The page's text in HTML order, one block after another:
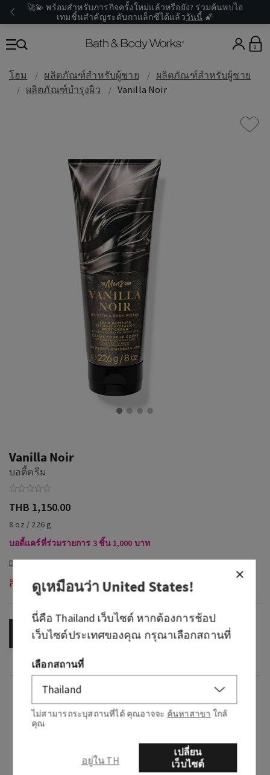
🚀💫 พร้อมสำหรับภารกิจครั้งใหม่แล้วหรือยัง? ร่วมค้นพบไอ
เทมชิ้นสำคัญระดับกาแล็กซีได้แล้ววันนี้ 🌠
0
โฮม ผลิตภัณฑ์สำหรับผู้ชาย
ผลิตภัณฑ์สำหรับผู้ชาย
ผลิตภัณฑ์บำรุงผิว
Vanilla Noir
Vanilla Noir
บอดี้ครีม
THB 1,150.00
8 oz / 226 g
บอดี้แคร์ที่ร่วมรายการ 3 ชิ้น 1,000 บาท
สินค้าหมดสต็อก
OUT OF STOCK
กลิ่นหอมอย่างไร: กลิ่นที่คุ้นเคยแต่ลึกลับของส่วน
โน้ต: วานิลลาเข้มข้น เครื่องเทศเบอร์กาม็อต และ
ดูเหมือนว่าUnited States!
นี่คือ Thailand เว็บไซต์ หากต้องการช้อป
เว็บไซต์ประเทศของคุณ กรุณาเลือกสถานที่
เลือกสถานที่
ไม่สามารถระบุสถานที่ได้ คุณอาจจะ ค้นหาสาขา ใกล้
คุณ
อยู่ใน TH
เปลี่ยน
เว็บไซต์